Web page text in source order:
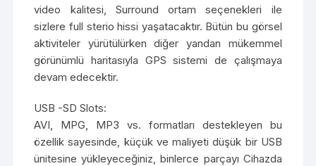
video kalitesi, Surround ortam seçenekleri ile
sizlere full sterio hissi yaşatacaktır. Bütün bu görsel
aktiviteler yürütülürken diğer yandan mükemmel
görünümlü haritasıyla GPS sistemi de çalışmaya
devam edecektir.
USB -SD Slots:
AVI, MPG, MP3 vs. formatları destekleyen bu
özellik sayesinde, küçük ve maliyeti düşük bir USB
ünitesine yükleyeceğiniz, binlerce parçayı Cihazda